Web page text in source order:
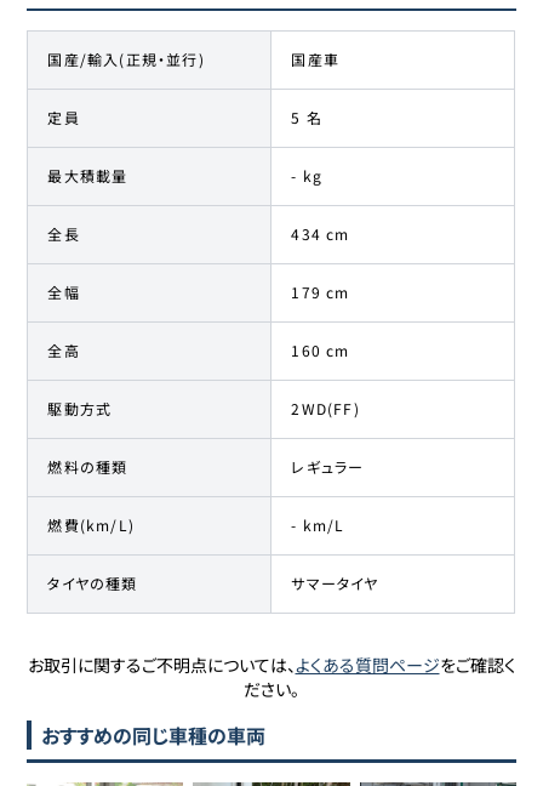
国産/輸入(正規・並行) 国産車
定員 5 名
最大積載量 - kg
全長 434 cm
全幅 179 cm
全高 160 cm
駆動方式 2WD(FF)
燃料の種類 レギュラー
燃費(km/L) - km/L
タイヤの種類 サマータイヤ
お取引に関するご不明点については、よくある質問ページをご確認く
ださい。
おすすめの同じ車種の車両